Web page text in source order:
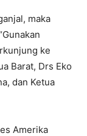
maka
ke
Barat, Drs Eko
dan Ketua
Amerika